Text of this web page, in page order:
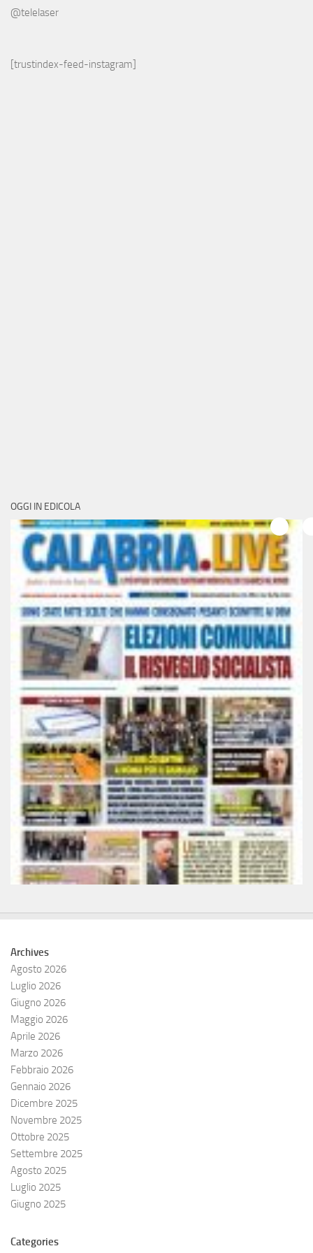
@telelaser
[trustindex-feed-instagram]
OGGI IN EDICOLA
Archives
Agosto 2026
Luglio 2026
Giugno 2026
Maggio 2026
Aprile 2026
Marzo 2026
Febbraio 2026
Gennaio 2026
Dicembre 2025
Novembre 2025
Ottobre 2025
Settembre 2025
Agosto 2025
Luglio 2025
Giugno 2025
Categories